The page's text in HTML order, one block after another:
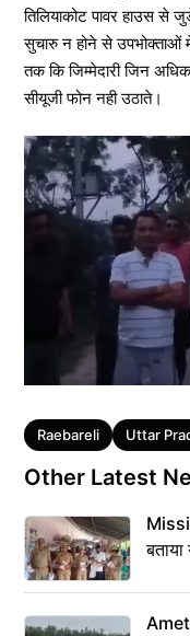
तिलियाकोट पावर हाउस से
सुचारु न होने से उपभोक्ताओं
तक कि जिम्मेदारी जिन
सीयूजी फोन नही उठाते।
Tags
Raebareli Uttar
Other Latest